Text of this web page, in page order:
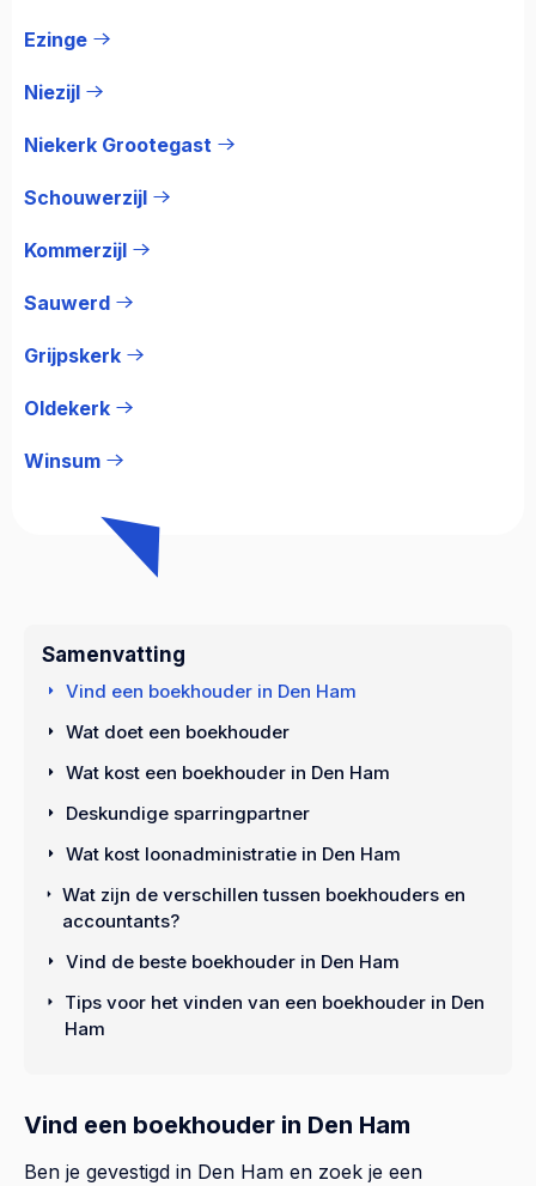
Ezinge
Niezijl
Niekerk Grootegast
Schouwerzijl
Kommerzijl
Sauwerd
Grijpskerk
Oldekerk
Winsum
Vind een boekhouder in Den Ham
Ben je gevestigd in Den Ham en zoek je een
Samenvatting
Vind een boekhouder in Den Ham
Wat doet een boekhouder
Wat kost een boekhouder in Den Ham
Deskundige sparringpartner
Wat kost loonadministratie in Den Ham
Wat zijn de verschillen tussen boekhouders en
accountants?
Vind de beste boekhouder in Den Ham
Tips voor het vinden van een boekhouder in Den
Ham